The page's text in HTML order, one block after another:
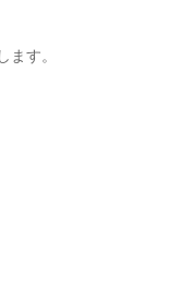
す。